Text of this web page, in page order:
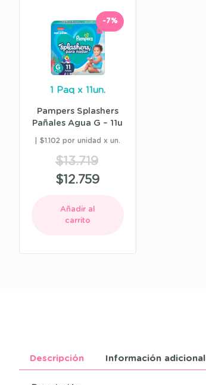
-7%
1 Paq x 11un.
Pampers Splashers
Pañales Agua G – 11u
$1.102 por unidad
$13.719
$12.759
Añadir al
carrito
Descripción Información adicional